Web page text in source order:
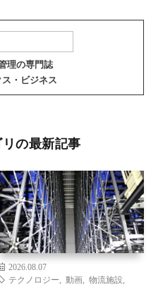
理の専門誌
・ビジネス
の最新記事
2026.08.07
テクノロジー
動画 物流施設